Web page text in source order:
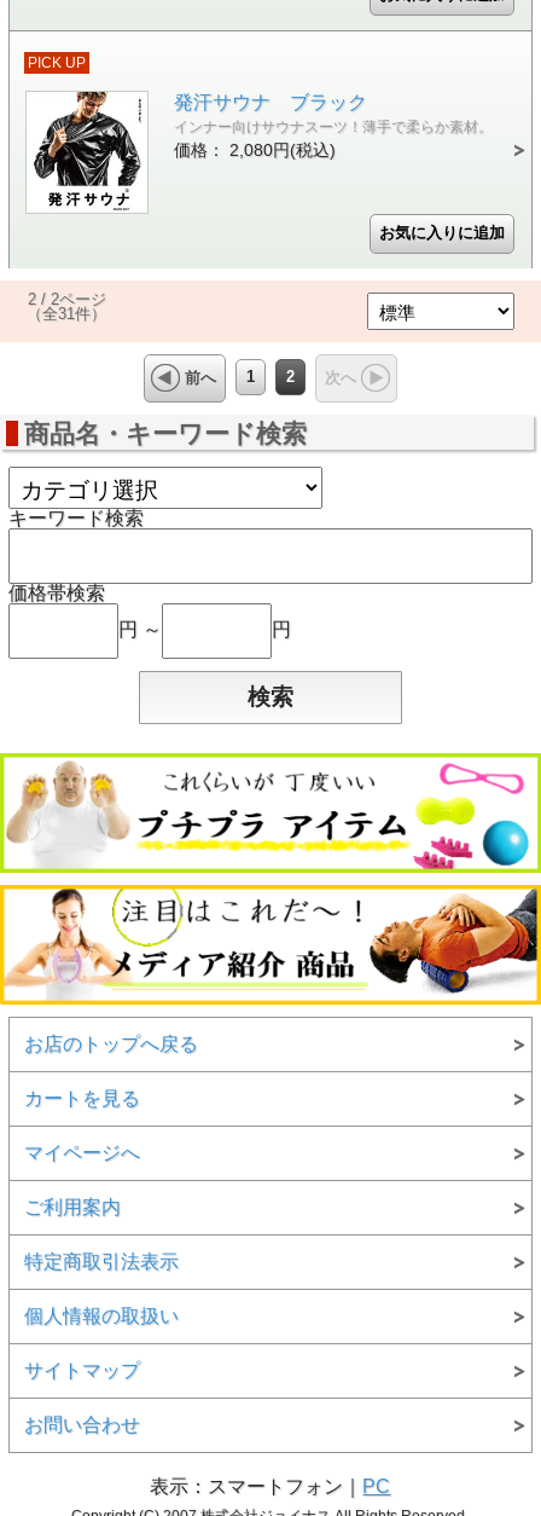
PICK UP
発汗サウナ ブラック
インナー向けサウナスーツ！薄手で柔らか素材。
価格： 2,080円(税込)
2 / 2ページ
（全31件）
前へ 1 2 次へ
商品名・キーワード検索
キーワード検索
価格帯検索
円 ～
円
お店のトップへ戻る
カートを見る
マイページへ
ご利用案内
特定商取引法表示
個人情報の取扱い
サイトマップ
お問い合わせ
表示：スマートフォン｜ PC